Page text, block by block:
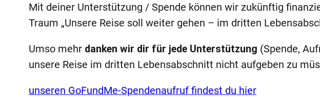
Mit deiner Unterstützung / Spende können wir zukünftig
Traum „Unsere Reise soll weiter gehen – im dritten
Umso mehr danken wir dir für jede Unterstützung (Spende,
unsere Reise im dritten Lebensabschnitt nicht aufgeben zu
unseren GoFundMe-Spendenaufruf findest du hier